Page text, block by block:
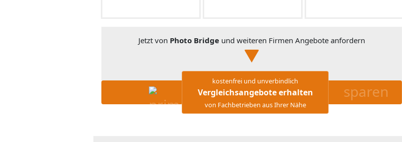
Jetzt von Photo Bridgeund weiteren Firmen Angebote anfordern
kostenfrei und unverbindlich
Vergleichsangebote erhalten
von Fachbetrieben aus Ihrer Nähe
sparen